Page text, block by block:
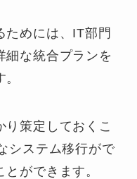
ためには、IT部門
細な統合プランを
策定しておくこ
システム移行がで
ができます。